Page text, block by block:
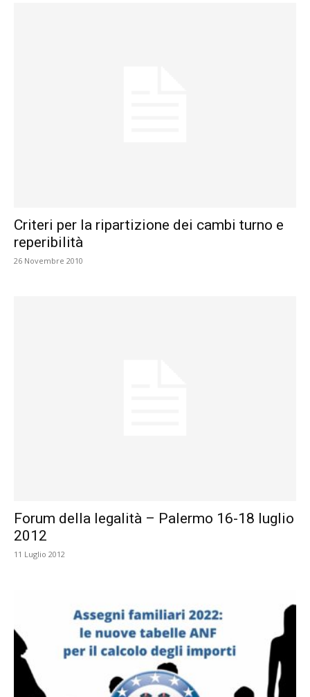
Criteri per la ripartizione dei cambi turno e
reperibilità
26 Novembre 2010
Forum della legalità – Palermo 16-18 luglio
2012
11 Luglio 2012